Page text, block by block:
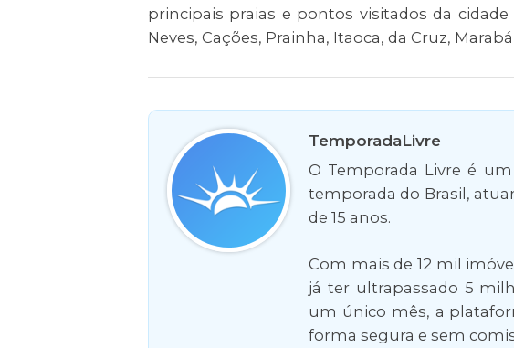
principais praias e pontos visitados da cidade
Neves, Cações, Prainha, Itaoca, da Cruz,
TemporadaLivre
O Temporada Livre é
temporada do Brasil,
de 15 anos.
Com mais de 12 mil
já ter ultrapassado 5
um único mês, a
forma segura e sem